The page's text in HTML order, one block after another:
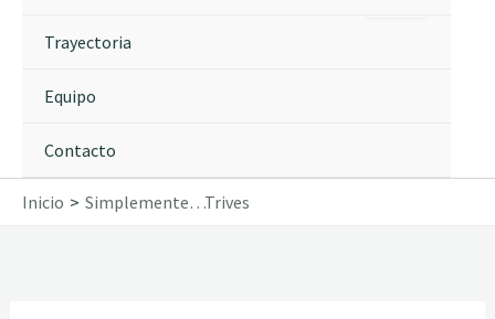
Trayectoria
Equipo
Contacto
Inicio Simplemente…Trives